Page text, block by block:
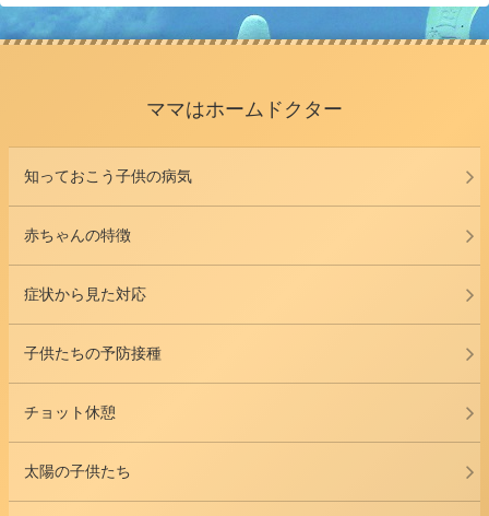
ママはホームドクター
知っておこう子供の病気
赤ちゃんの特徴
症状から見た対応
子供たちの予防接種
チョット休憩
太陽の子供たち